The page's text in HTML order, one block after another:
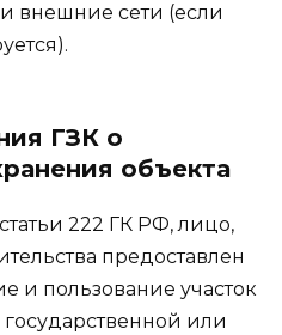
внешние сети (если
ГЗК о
объекта
222 ГК РФ, лицо,
предоставлен
и пользование участок
или